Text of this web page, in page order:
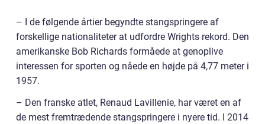
– I de følgende årtier begyndte stangspringere af
forskellige nationaliteter at udfordre Wrights rekord. Den
amerikanske Bob Richards formåede at genoplive
interessen for sporten og nåede en højde på 4,77 meter i
1957.
– Den franske atlet, Renaud Lavillenie, har været en af
de mest fremtrædende stangspringere i nyere tid. I 2014